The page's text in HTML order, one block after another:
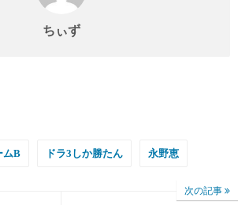
ちぃず
ムB ドラ3しか勝たん 永野恵
次の記事